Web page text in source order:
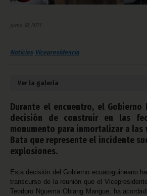
junio 18, 2021
Noticias Vicepresidencia
Ver la galería
Durante el encuentro, el
decisión de construir en las
monumento para inmortalizar a las
Bata que represente el incidente
explosiones.
Esta decisión del Gobierno ecuatoguineano
transcurso de la reunión que el
Teodoro Nguema Obiang Mangue, ha